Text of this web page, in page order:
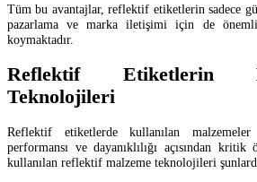
Tüm bu avantajlar, reflektif etiketlerin sadece
pazarlama ve marka iletişimi için de
koymaktadır.
Reflektif Etiketlerin
Teknolojileri
Reflektif etiketlerde kullanılan
performansı ve dayanıklılığı açısından
kullanılan reflektif malzeme teknolojileri